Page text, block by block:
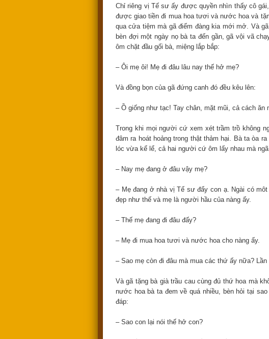
Chỉ riêng vị Tế sư ấy được quyền nhìn thấy cô
được giao tiền đi mua hoa tươi và nước hoa và
qua cửa tiệm mà gã điếm đàng kia mới mở. Và
bèn đợi một ngày nọ bà ta đến gần, gã vội vã
ôm chặt đầu gối bà, miệng lắp bắp:
– Ôi mẹ ôi! Mẹ đi đâu lâu nay thế hở mẹ?
Và đồng bọn của gã đứng canh đó đều kêu lên:
– Ồ giống như tạc! Tay chân, mặt mũi, cả cách ăn
Trong khi mọi người cứ xem xét trầm trồ không
đâm ra hoát hoảng trong thật thảm hại. Bà ta òa
lóc vừa kể lể, cả hai người cứ ôm lấy nhau mà
– Nay mẹ đang ở đâu vậy mẹ?
– Mẹ đang ở nhà vị Tế sư đấy con ạ. Ngài có
đẹp như thế và mẹ là người hầu của nàng ấy.
– Thế mẹ đang đi đâu đấy?
– Mẹ đi mua hoa tươi và nước hoa cho nàng ấy.
– Sao mẹ còn đi đâu mà mua các thứ ấy nữa?
Và gã tặng bà già trầu cau cùng đủ thứ hoa mà
nước hoa bà ta đem về quá nhiều, bèn hỏi tại
đáp:
– Sao con lại nói thế hở con?